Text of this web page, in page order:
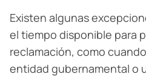
Existen algunas
el tiempo disponible para
reclamación, como
entidad gubernamental o